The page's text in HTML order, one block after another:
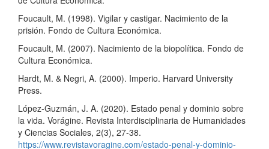
Foucault, M. (1998). Vigilar y castigar. Nacimiento de la
prisión. Fondo de Cultura Económica.
Foucault, M. (2007). Nacimiento de la biopolítica. Fondo de
Cultura Económica.
Hardt, M. & Negri, A. (2000). Imperio. Harvard University
Press.
López-Guzmán, J. A. (2020). Estado penal y dominio sobre
la vida. Vorágine. Revista Interdisciplinaria de Humanidades
y Ciencias Sociales, 2(3), 27-38.
https://www.revistavoragine.com/estado-penal-y-dominio-